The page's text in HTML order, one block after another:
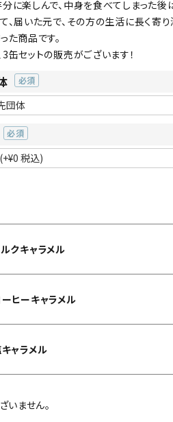
に楽しんで、中身を食べてしまった後
、届いた元で、その方の生活に長く寄
た商品です。
缶セットの販売がございます！
(必
須)
(必
須)
クキャラメル
ヒーキャラメル
ャラメル
いません。